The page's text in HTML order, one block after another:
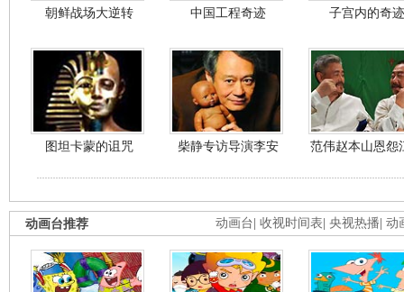
朝鲜战场大逆转 中国工程奇迹 子宫内的奇迹
图坦卡蒙的诅咒 柴静专访导演李安 范伟赵本山恩怨
动画台 收视时间表 央视热播 动
动画台推荐